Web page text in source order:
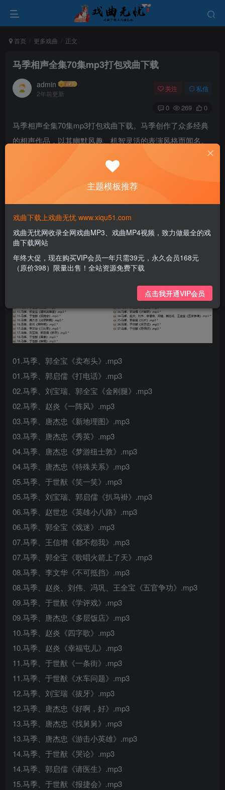
首页 更多戏曲 正文
马季相声全集70集mp3打包戏曲下载
admin
2年前更新
关注 私信
0 269 0
马季相声全集70集mp3打包戏曲下载。马季创作了众多经典
的相声作品，以其幽默风趣、机智灵活的表演风格而闻名。
他在中国相声事业的发展中发挥了重要作用，其作品和表演
风格深远影响了很多相声演员。
01.马季、郭全宝《卖布头》.mp3
01.马季、郭启儒《打电话》.mp3
02.马季、刘宝瑞、郭全宝《金刚腿》.mp3
02.马季、赵炎《一阵风》.mp3
03.马季、唐杰忠《新地理图》.mp3
03.马季、唐杰忠《秀英》.mp3
04.马季、唐杰忠《梦游纽士敦》.mp3
04.马季、唐杰忠《特殊关系》.mp3
05.马季、于世猷《笑一笑》.mp3
05.马季、刘宝瑞、郭启儒《扒马褂》.mp3
06.马季、赵世忠《英雄小八路》.mp3
06.马季、郭全宝《戏迷》.mp3
07.马季、王信增《都不怨我》.mp3
07.马季、郭全宝《歌唱火箭上了天》.mp3
08.马季、李文华《不可抵挡》.mp3
08.马季、赵炎、刘伟、冯巩、王全宝《五官争功》.mp3
09.马季、于世猷《学评戏》.mp3
09.马季、唐杰忠《多层饭店》.mp3
10.马季、赵炎《四字歌》.mp3
10.马季、赵炎《幸福屯儿》.mp3
11.马季、于世猷《一条街》.mp3
11.马季、于世猷《水车问题》.mp3
12.马季、刘宝瑞《拔牙》.mp3
12.马季、唐杰忠《好啊，好》.mp3
13.马季、唐杰忠《找舅舅》.mp3
13.马季、唐杰忠《游击小英雄》.mp3
14.马季、于世猷《哭论》.mp3
14.马季、郭启儒《请医生》.mp3
15.马季、于世猷《报捷会》.mp3
主题模板推荐
戏曲下载上戏曲无忧 www.xiqu51.com
戏曲无忧网收录全网戏曲MP3、戏曲MP4视频，致力做最全的戏
曲下载网站
年终大促，现在购买VIP会员一年只需39元，永久会员168元
（原价398）限量出售！全站资源免费下载
点击我开通VIP会员